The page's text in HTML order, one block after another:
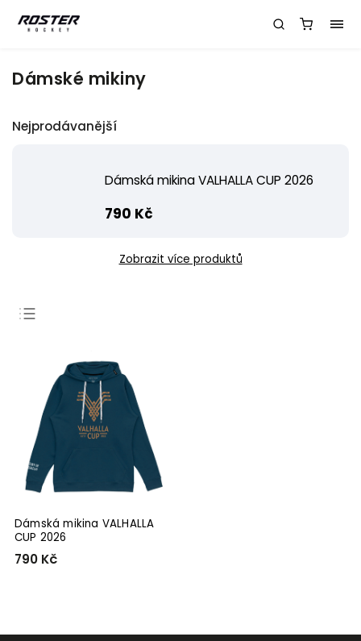
Dámské mikiny
Nejprodávanější
Dámská mikina VALHALLA CUP 2026
790 Kč
Zobrazit více produktů
Nejlevnější
Nejdražší
Nejprodávanější
Abecedně
Dámská mikina VALHALLA
CUP 2026
790 Kč